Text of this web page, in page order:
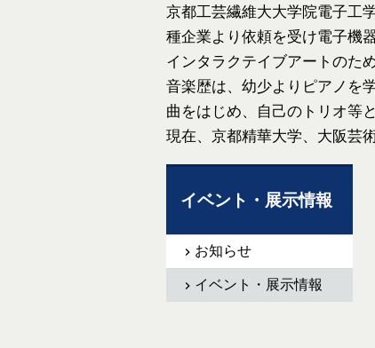
京都工芸繊維大大学院電子工
種企業より依頼を受け電子機
インタラクテイブアートのた
音楽歴は、幼少よりピアノを
曲をはじめ、自己のトリオ等
現在、京都精華大学、大阪芸
イベント・展示情報
お知らせ
イベント・展示情報